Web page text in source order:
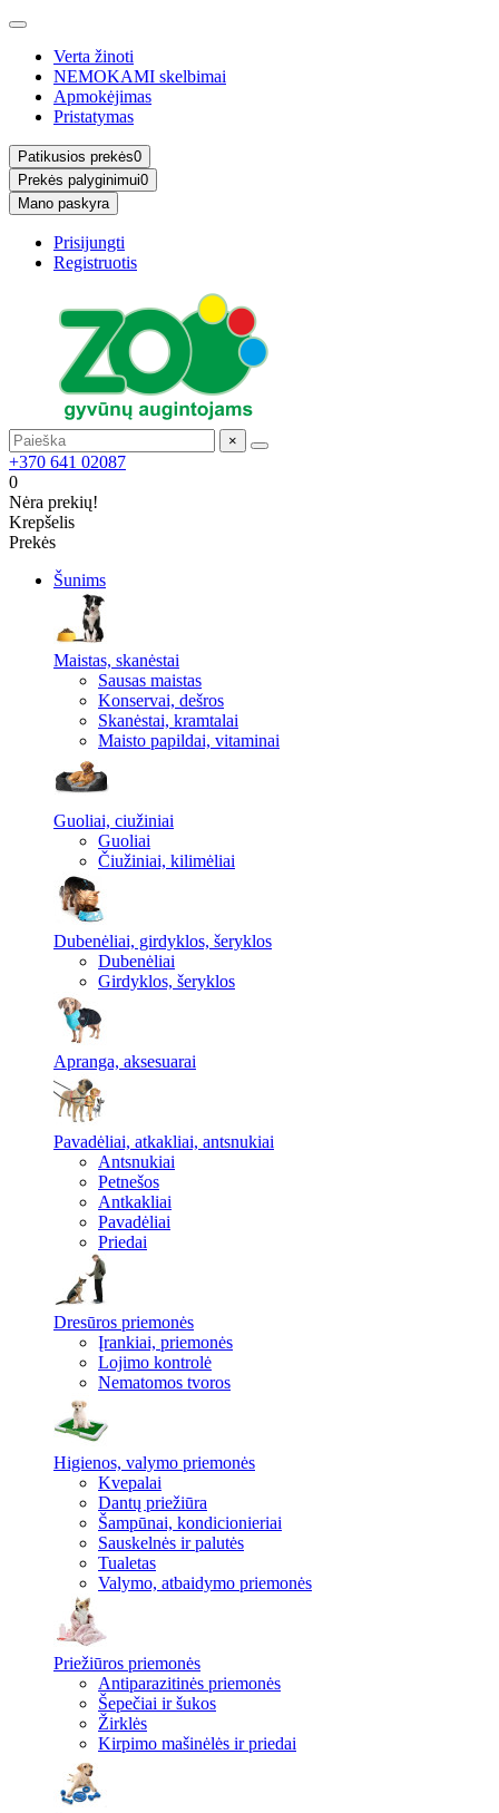
Verta žinoti
NEMOKAMI skelbimai
Apmokėjimas
Pristatymas
Patikusios prekės0
Prekės palyginimui0
Mano paskyra
Prisijungti
Registruotis
×
+370 641 02087
0
Nėra prekių!
Krepšelis
Prekės
Šunims
Maistas, skanėstai
Sausas maistas
Konservai, dešros
Skanėstai, kramtalai
Maisto papildai, vitaminai
Guoliai, ciužiniai
Guoliai
Čiužiniai, kilimėliai
Dubenėliai, girdyklos, šeryklos
Dubenėliai
Girdyklos, šeryklos
Apranga, aksesuarai
Pavadėliai, atkakliai, antsnukiai
Antsnukiai
Petnešos
Antkakliai
Pavadėliai
Priedai
Dresūros priemonės
Įrankiai, priemonės
Lojimo kontrolė
Nematomos tvoros
Higienos, valymo priemonės
Kvepalai
Dantų priežiūra
Šampūnai, kondicionieriai
Sauskelnės ir palutės
Tualetas
Valymo, atbaidymo priemonės
Priežiūros priemonės
Antiparazitinės priemonės
Šepečiai ir šukos
Žirklės
Kirpimo mašinėlės ir priedai